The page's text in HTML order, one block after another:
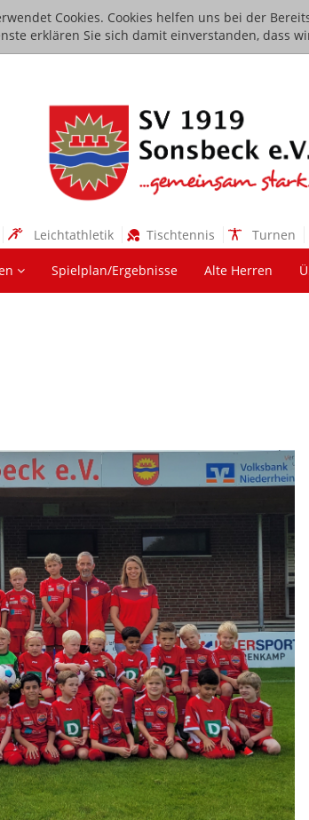
Cookies. Cookies helfen uns bei der
erklären Sie sich damit einverstanden, dass
Leichtathletik Tischtennis Turnen
Spielplan/Ergebnisse Alte Herren